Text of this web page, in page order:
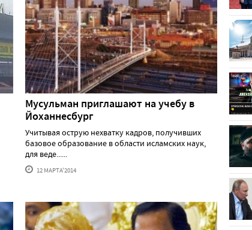
Мусульман приглашают на учебу в
Йоханнесбург
Учитывая острую нехватку кадров, получивших
базовое образование в области исламских наук,
для веде......
12 МАРТА'2014